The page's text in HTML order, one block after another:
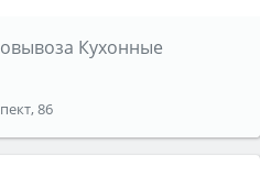
Кухонные
86